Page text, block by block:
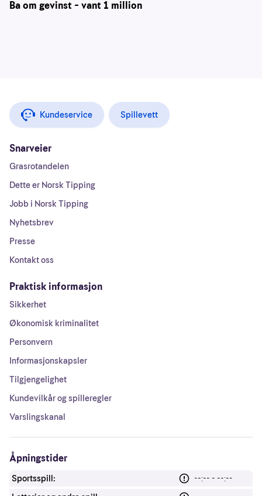
Ba om gevinst – vant 1 million
Kundeservice Spillevett
Snarveier
Grasrotandelen
Dette er Norsk Tipping
Jobb i Norsk Tipping
Nyhetsbrev
Presse
Kontakt oss
Praktisk informasjon
Sikkerhet
Økonomisk kriminalitet
Personvern
Informasjonskapsler
Tilgjengelighet
Kundevilkår og spilleregler
Varslingskanal
Åpningstider
Sportsspill:
--:-- - --:--